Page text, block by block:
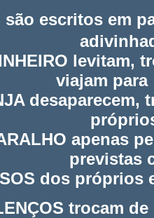
são escritos em
levitam,
viajam
apenas
previstas
dos
trocam